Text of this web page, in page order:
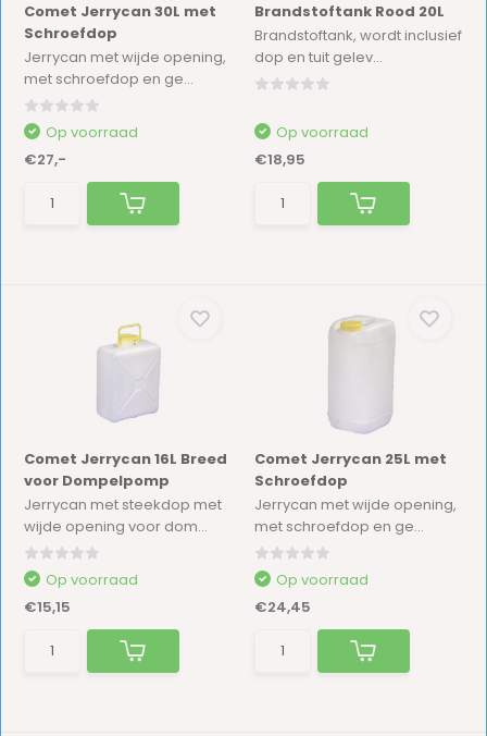
Comet Jerrycan 30L met
Schroefdop
Jerrycan met wijde opening,
met schroefdop en ge...
Op voorraad
€27,-
Brandstoftank Rood 20L
Brandstoftank, wordt inclusief
dop en tuit gelev...
Op voorraad
€18,95
Comet Jerrycan 16L Breed
voor Dompelpomp
Jerrycan met steekdop met
wijde opening voor dom...
Op voorraad
€15,15
Comet Jerrycan 25L met
Schroefdop
Jerrycan met wijde opening,
met schroefdop en ge...
Op voorraad
€24,45